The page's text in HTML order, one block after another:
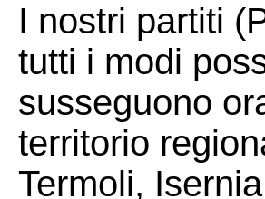
I nostri partiti
tutti i modi
susseguono
territorio
Termoli,